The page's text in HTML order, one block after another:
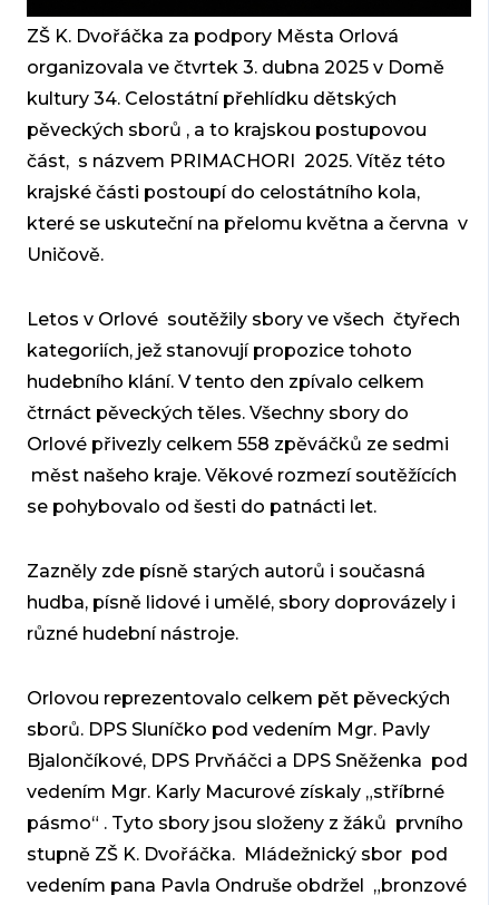
ZŠ K. Dvořáčka za podpory Města Orlová
organizovala ve čtvrtek 3. dubna 2025 v Domě
kultury 34. Celostátní přehlídku dětských
pěveckých sborů , a to krajskou postupovou
část, s názvem PRIMACHORI 2025. Vítěz této
krajské části postoupí do celostátního kola,
které se uskuteční na přelomu května a června v
Uničově.
Letos v Orlové soutěžily sbory ve všech čtyřech
kategoriích, jež stanovují propozice tohoto
hudebního klání. V tento den zpívalo celkem
čtrnáct pěveckých těles. Všechny sbory do
Orlové přivezly celkem 558 zpěváčků ze sedmi
měst našeho kraje. Věkové rozmezí soutěžících
se pohybovalo od šesti do patnácti let.
Zazněly zde písně starých autorů i současná
hudba, písně lidové i umělé, sbory doprovázely i
různé hudební nástroje.
Orlovou reprezentovalo celkem pět pěveckých
sborů. DPS Sluníčko pod vedením Mgr. Pavly
Bjalončíkové, DPS Prvňáčci a DPS Sněženka pod
vedením Mgr. Karly Macurové získaly „stříbrné
pásmo“ . Tyto sbory jsou složeny z žáků prvního
stupně ZŠ K. Dvořáčka. Mládežnický sbor pod
vedením pana Pavla Ondruše obdržel „bronzové